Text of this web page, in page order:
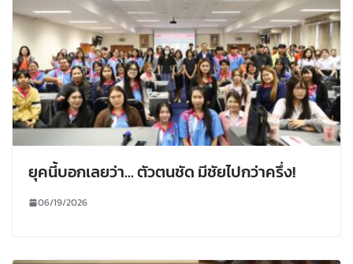
ยุคนี้บอกเลยว่า… ตัวตนชัด มีชัยไปกว่าครึ่ง!
06/19/2026